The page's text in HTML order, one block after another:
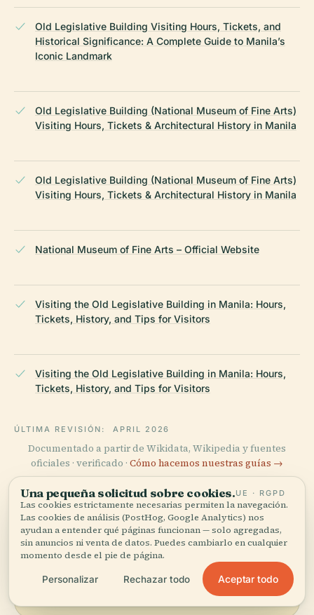
Old Legislative Building Visiting Hours, Tickets, and
Historical Significance: A Complete Guide to Manila’s
Iconic Landmark
Old Legislative Building (National Museum of Fine Arts)
Visiting Hours, Tickets & Architectural History in Manila
Old Legislative Building (National Museum of Fine Arts)
Visiting Hours, Tickets & Architectural History in Manila
National Museum of Fine Arts – Official Website
Visiting the Old Legislative Building in Manila: Hours,
Tickets, History, and Tips for Visitors
Visiting the Old Legislative Building in Manila: Hours,
Tickets, History, and Tips for Visitors
ÚLTIMA REVISIÓN: APRIL 2026
Documentado a partir de Wikidata, Wikipedia y fuentes
oficiales · verificado · Cómo hacemos nuestras guías →
Explora la zona
Ve Marcador Histórico del
Antiguo Edificio Legislativo
en el mapa y descubre qué
Una pequeña solicitud sobre cookies.UE · RGPD
Las cookies estrictamente necesarias permiten la navegación.
Las cookies de análisis (PostHog, Google Analytics) nos
ayudan a entender qué páginas funcionan — solo agregadas,
sin anuncios ni venta de datos. Puedes cambiarlo en cualquier
momento desde el pie de página.
Personalizar Rechazar todo Aceptar todo